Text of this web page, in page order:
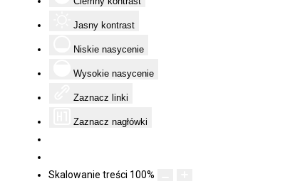
Jasny kontrast
Niskie nasycenie
Wysokie nasycenie
Zaznacz linki
Zaznacz nagłówki
Skalowanie treści 100%